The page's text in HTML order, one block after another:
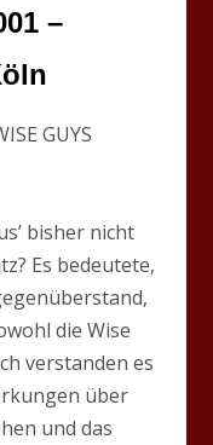
–
GUYS
bisher nicht
Es bedeutete,
die Wise
verstanden es
über
und das